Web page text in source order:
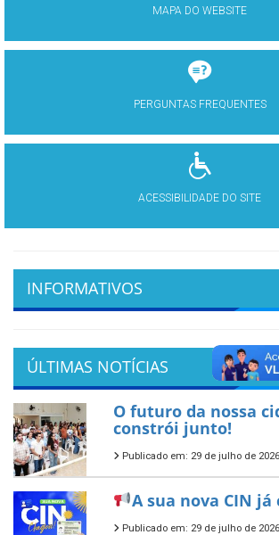
MAPA DO WEBSITE
PERGUNTAS FREQUENTES
ACESSIBILIDADE DO SITE
INFORMATIVOS
ÚLTIMAS NOTÍCIAS
O futuro da nossa
constrói junto!
Publicado em: 29 de julho de 2026
A sua nova CIN já
Publicado em: 29 de julho de 2026